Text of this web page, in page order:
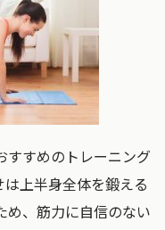
すすめのトレーニング
上半身全体を鍛える
め、筋力に自信のない